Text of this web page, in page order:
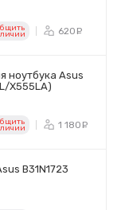
620
ноутбука Asus
X555LA)
1 180
B31N1723